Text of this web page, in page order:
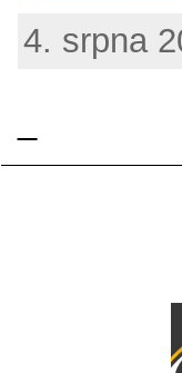
4. srpna